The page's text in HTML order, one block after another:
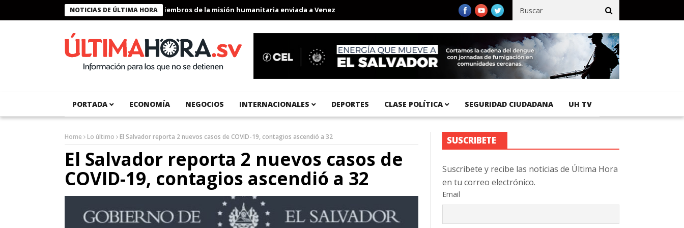
NOTICIAS DE ÚLTIMA HORA
Presidente Bukele condecora a miembros de la misión humanitaria enviada a Venezuela Aeropuerto Internacional del Pacífico registra 92 % de avance en obras de terracería
PORTADA ECONOMÍA NEGOCIOS INTERNACIONALES DEPORTES CLASE POLÍTICA SEGURIDAD CIUDADANA UH TV
Home Lo último El Salvador reporta 2 nuevos casos de COVID-19, contagios ascendió a 32
El Salvador reporta 2 nuevos casos de
COVID-19, contagios ascendió a 32
SUSCRIBETE
Suscribete y recibe las noticias de Última Hora
en tu correo electrónico.
Email